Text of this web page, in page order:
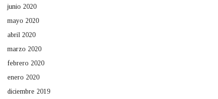
junio 2020
mayo 2020
abril 2020
marzo 2020
febrero 2020
enero 2020
diciembre 2019